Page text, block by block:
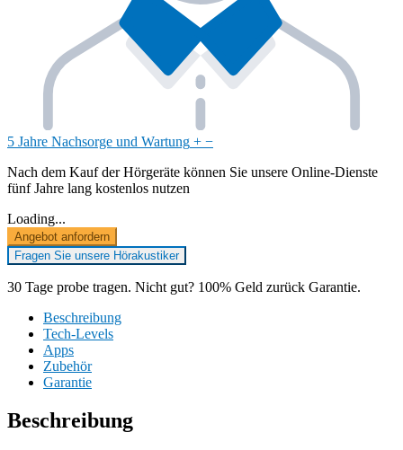
5 Jahre Nachsorge und Wartung + −
Nach dem Kauf der Hörgeräte können Sie unsere Online-Dienste
fünf Jahre lang kostenlos nutzen
Loading...
Angebot anfordern
Fragen Sie unsere Hörakustiker
30 Tage probe tragen. Nicht gut? 100% Geld zurück Garantie.
Beschreibung
Tech-Levels
Apps
Zubehör
Garantie
Beschreibung